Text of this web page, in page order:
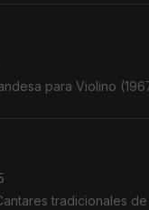
para Violino
tradicionales